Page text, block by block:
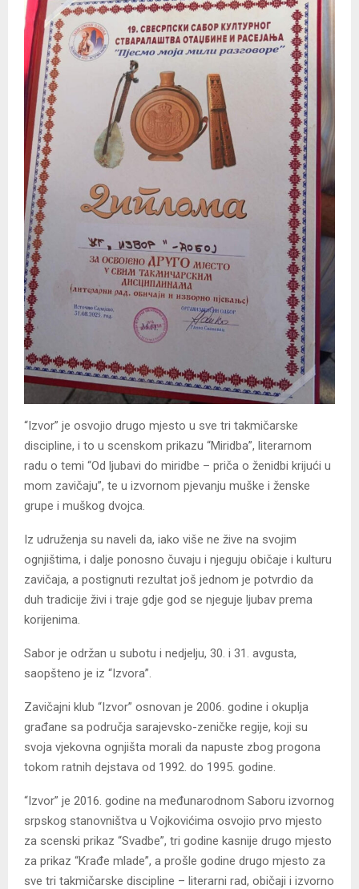
“Izvor” je osvojio drugo mjesto u sve tri takmičarske
discipline, i to u scenskom prikazu “Miridba”, literarnom
radu o temi “Od ljubavi do miridbe – priča o ženidbi krijući u
mom zavičaju”, te u izvornom pjevanju muške i ženske
grupe i muškog dvojca.
Iz udruženja su naveli da, iako više ne žive na svojim
ognjištima, i dalje ponosno čuvaju i njeguju običaje i kulturu
zavičaja, a postignuti rezultat još jednom je potvrdio da
duh tradicije živi i traje gdje god se njeguje ljubav prema
korijenima.
Sabor je održan u subotu i nedjelju, 30. i 31. avgusta,
saopšteno je iz “Izvora”.
Zavičajni klub “Izvor” osnovan je 2006. godine i okuplja
građane sa područja sarajevsko-zeničke regije, koji su
svoja vjekovna ognjišta morali da napuste zbog progona
tokom ratnih dejstava od 1992. do 1995. godine.
“Izvor” je 2016. godine na međunarodnom Saboru izvornog
srpskog stanovništva u Vojkovićima osvojio prvo mjesto
za scenski prikaz “Svadbe”, tri godine kasnije drugo mjesto
za prikaz “Krađe mlade”, a prošle godine drugo mjesto za
sve tri takmičarske discipline – literarni rad, običaji i izvorno